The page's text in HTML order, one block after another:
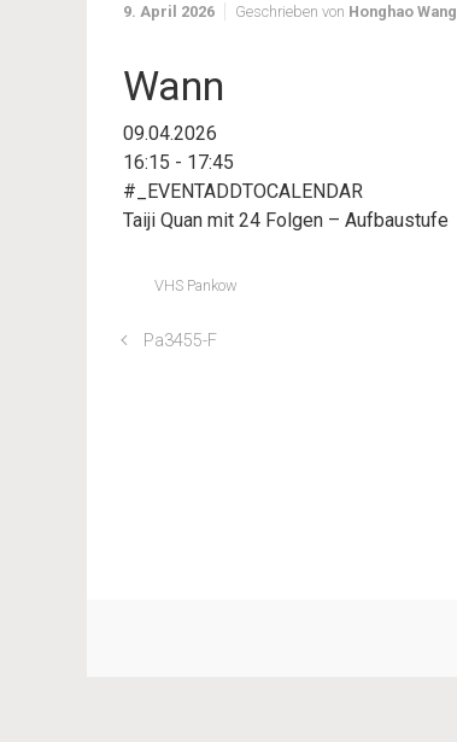
9. April 2026 Geschrieben von Honghao Wang
Wann
09.04.2026
16:15 - 17:45
#_EVENTADDTOCALENDAR
Taiji Quan mit 24 Folgen – Aufbaustufe
VHS Pankow
Pa3455-F